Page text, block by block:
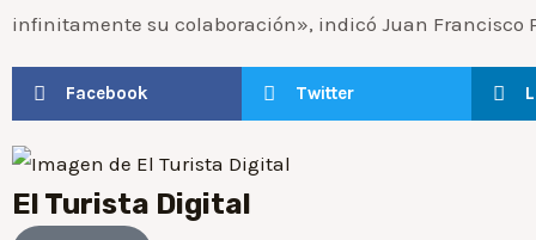
infinitamente su colaboración», indicó Juan Francisco
Facebook Twitter
El Turista Digital